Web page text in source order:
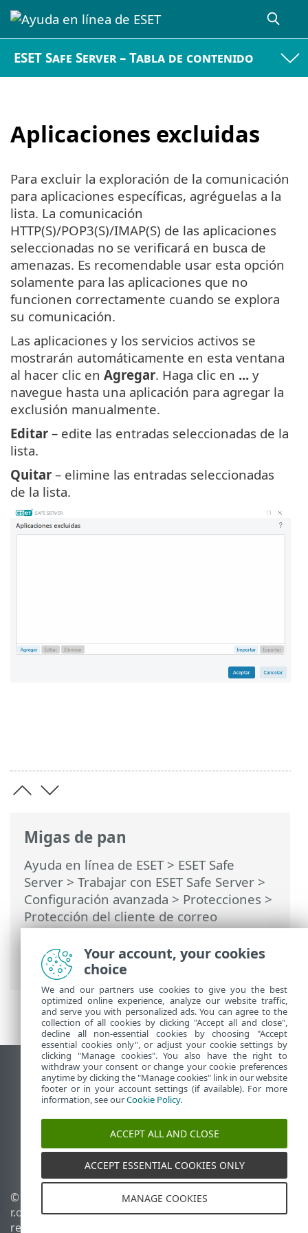
ESET Safe Server – Tabla de contenido
Aplicaciones excluidas
Migas de pan
Ayuda en línea de ESET> ESET Safe
Server > Trabajar con ESET Safe Server >
Configuración avanzada > Protecciones >
Protección del cliente de correo
electrónico>Protección del transporte
de correo electrónico> Aplicaciones
excluidas
Para excluir la exploración de la comunicación
para aplicaciones específicas, agréguelas a la
lista. La comunicación
HTTP(S)/POP3(S)/IMAP(S) de las aplicaciones
seleccionadas no se verificará en busca de
amenazas. Es recomendable usar esta opción
solamente para las aplicaciones que no
funcionen correctamente cuando se explora
su comunicación.
Las aplicaciones y los servicios activos se
mostrarán automáticamente en esta ventana
al hacer clic en Agregar. Haga clic en ... y
navegue hasta una aplicación para agregar la
exclusión manualmente.
Editar – edite las entradas seleccionadas de la
lista.
Quitar – elimine las entradas seleccionadas
de la lista.
Ver sitio del escritorio
End of Life
Base de conocimiento de ESET
Foro de ESET
ESET Status Portal
Soporte regional
© 1992 - 2026 ESET, spol. s
r.o. - Todos los derechos
reservados.
Administrar perfiles
Política de cookies
Your account, your cookies
choice
We and our partners use cookies to give you the best
optimized online experience, analyze our website traffic,
and serve you with personalized ads. You can agree to the
collection of all cookies by clicking "Accept all and close",
decline all non-essential cookies by choosing "Accept
essential cookies only", or adjust your cookie settings by
clicking "Manage cookies". You also have the right to
withdraw your consent or change your cookie preferences
anytime by clicking the "Manage cookies" link in our website
footer or in your account settings (if available). For more
information, see ourCookie Policy.
ACCEPT ALL AND CLOSE
ACCEPT ESSENTIAL COOKIES ONLY
MANAGE COOKIES